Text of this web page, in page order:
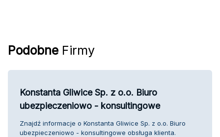
Podobne Firmy
Konstanta Gliwice Sp. z o.o. Biuro
ubezpieczeniowo - konsultingowe
Znajdź informacje o Konstanta Gliwice Sp. z o.o. Biuro
ubezpieczeniowo - konsultingowe obsługa klienta.